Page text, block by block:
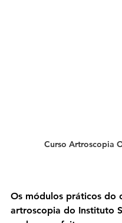
Curso Artroscopia
Os módulos práticos do
artroscopia do Instituto